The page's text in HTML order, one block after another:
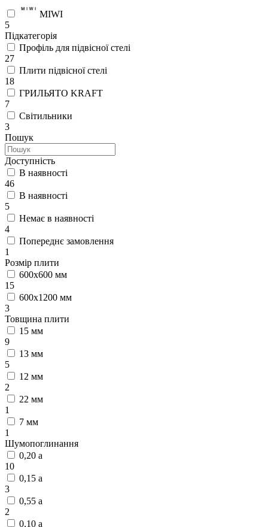
MIWI
5
Підкатегорія
Профіль для підвісної стелі
27
Плити підвісної стелі
18
ГРИЛЬЯТО KRAFT
7
Світильники
3
Пошук
Доступність
В наявності
46
В наявності
5
Немає в наявності
4
Попереднє замовлення
1
Розмір плити
600х600 мм
15
600х1200 мм
3
Товщина плити
15 мм
9
13 мм
5
12 мм
2
22 мм
1
7 мм
1
Шумопоглинання
0,20 а
10
0,15 а
3
0,55 а
2
0,10 а